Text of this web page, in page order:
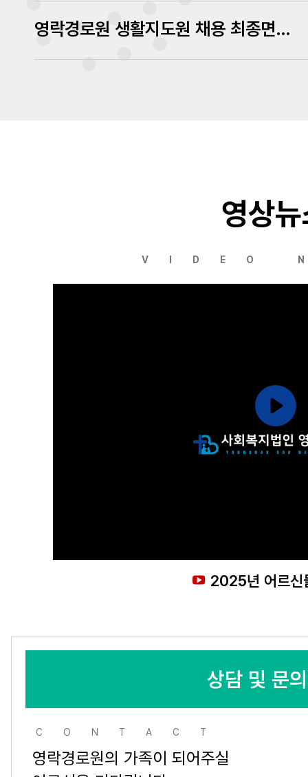
영락경로원 생활지도원 채용 최종면접 심사결과 발표
영상
VIDEO
2025년 어르신
상담 및 문
CONTACT
영락경로원의 가족이 되어주실